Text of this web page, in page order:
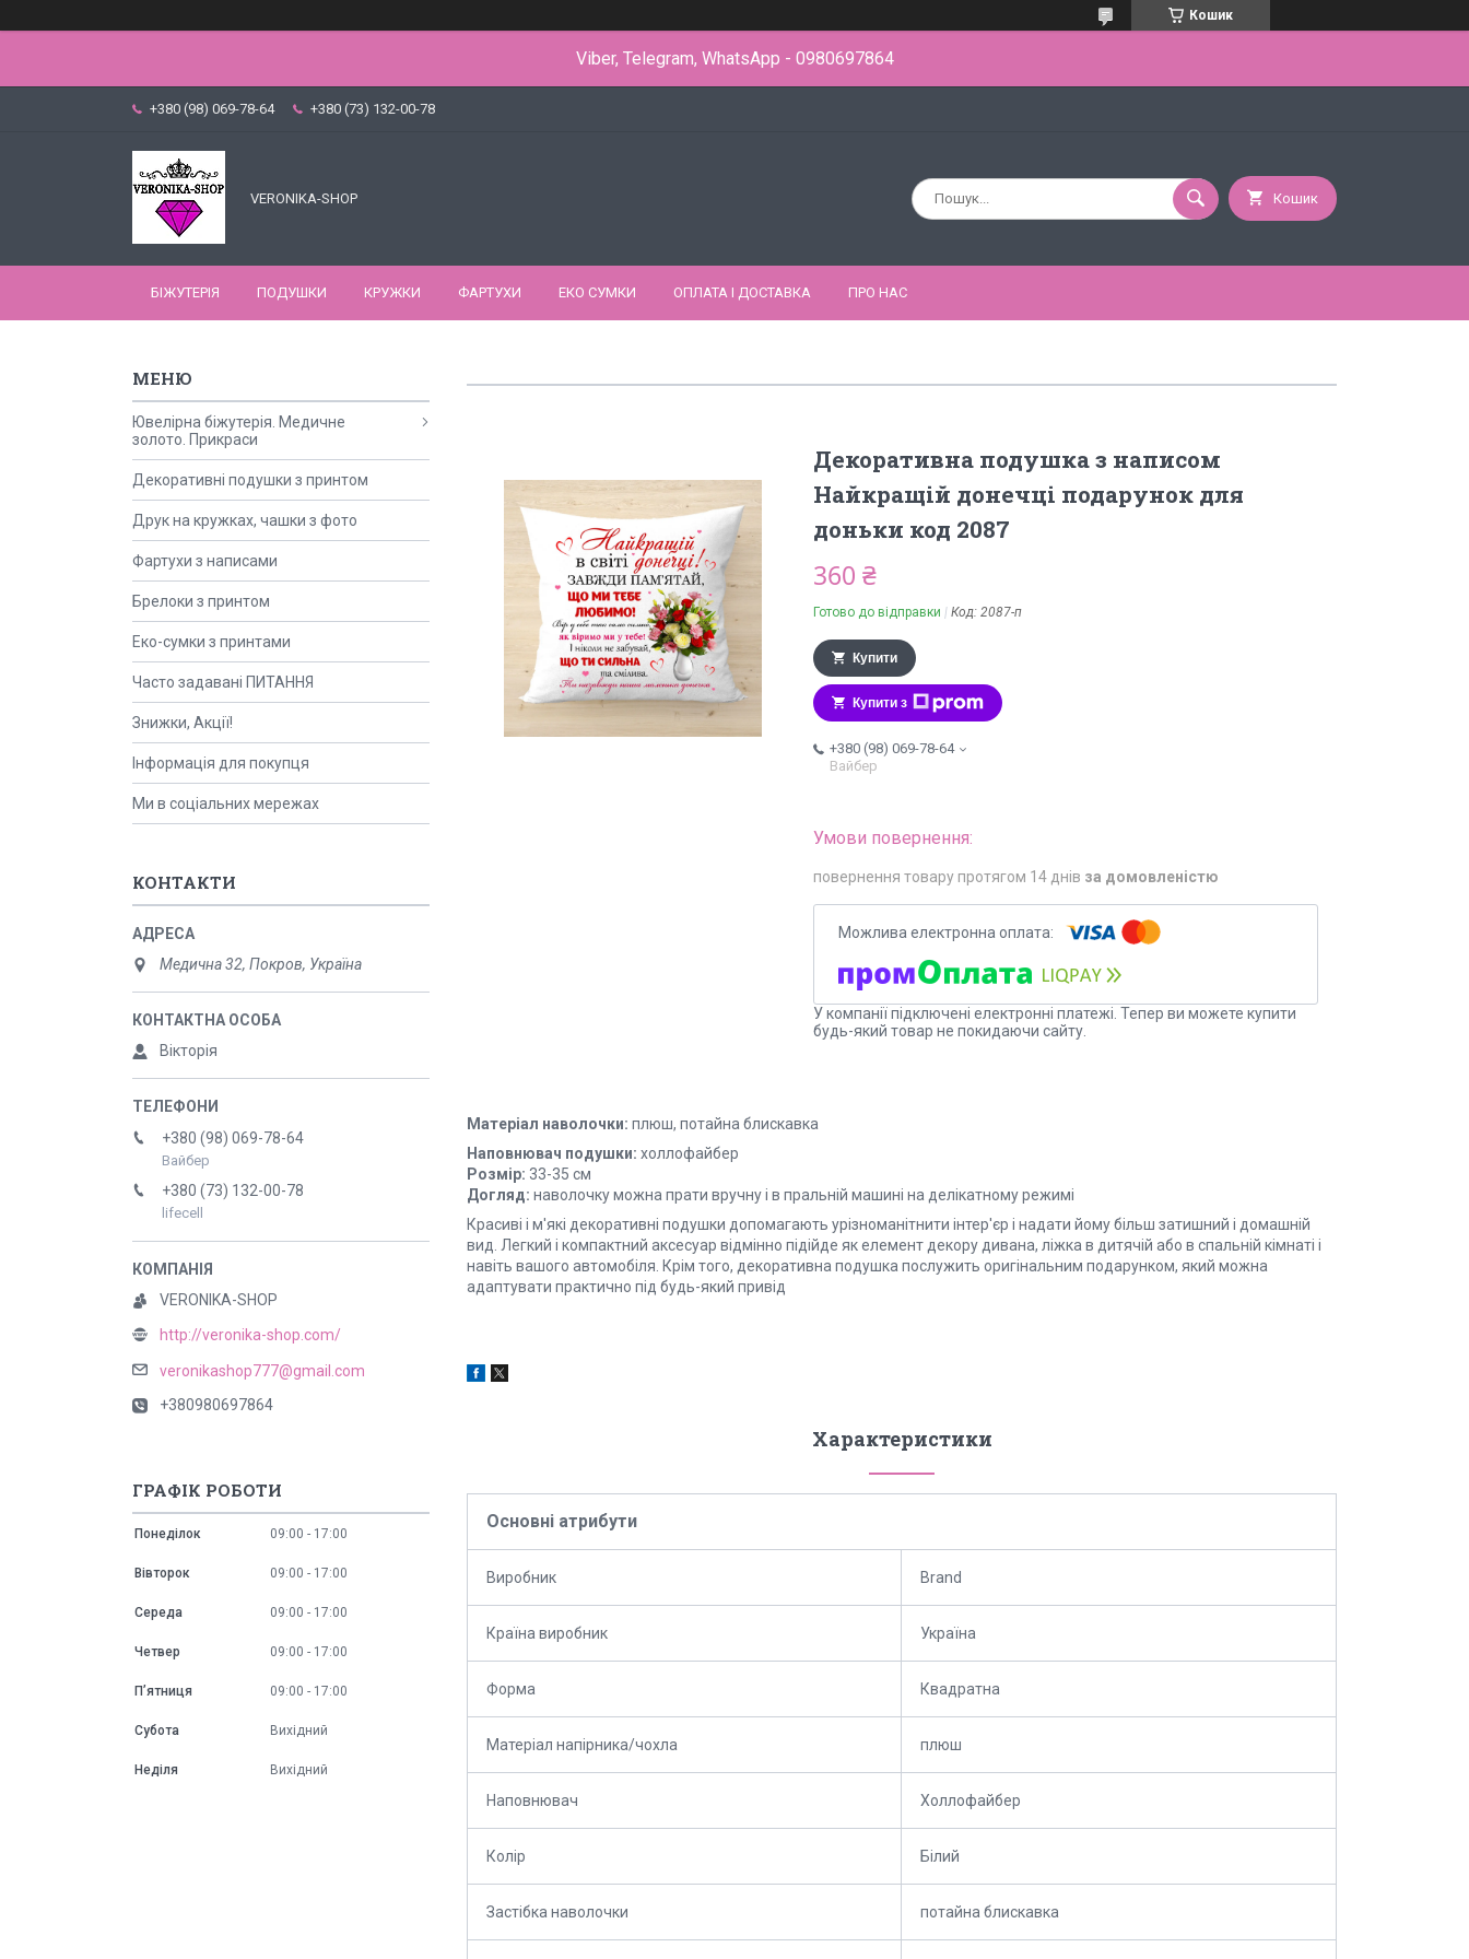
Кошик
Viber, Telegram, WhatsApp - 0980697864
+380 (98) 069-78-64 +380 (73) 132-00-78
VERONIKA-SHOP Кошик
БІЖУТЕРІЯ ПОДУШКИ КРУЖКИ ФАРТУХИ ЕКО СУМКИ ОПЛАТА І ДОСТАВКА ПРО НАС
Декоративна подушка з написом
Найкращій донечці подарунок для
доньки код 2087
360 ₴
Готово до відправки Код: 2087-п
Купити
Купити з
+380 (98) 069-78-64
Вайбер
повернення товару протягом 14 днів за домовленістю
У компанії підключені електронні платежі. Тепер ви можете купити
будь-який товар не покидаючи сайту.
Матеріал наволочки: плюш, потайна блискавка
Наповнювач подушки: холлофайбер
Розмір: 33-35 см
Догляд: наволочку можна прати вручну і в пральній машині на делікатному режимі
Красиві і м'які декоративні подушки допомагають урізноманітнити інтер'єр і надати йому більш затишний і домашній
вид. Легкий і компактний аксесуар відмінно підійде як елемент декору дивана, ліжка в дитячій або в спальній кімнаті і
навіть вашого автомобіля. Крім того, декоративна подушка послужить оригінальним подарунком, який можна
адаптувати практично під будь-який привід
Характеристики
Основні атрибути
Виробник Brand
Країна виробник Україна
Форма Квадратна
Матеріал напірника/чохла плюш
Наповнювач Холлофайбер
Колір Білий
Застібка наволочки потайна блискавка
Ювелірна біжутерія. Медичне
золото. Прикраси
Декоративні подушки з принтом
Друк на кружках, чашки з фото
Фартухи з написами
Брелоки з принтом
Еко-сумки з принтами
Часто задавані ПИТАННЯ
Знижки, Акції!
Інформація для покупця
Ми в соціальних мережах
КОНТАКТИ
Медична 32, Покров, Україна
Вікторія
+380 (98) 069-78-64
Вайбер
+380 (73) 132-00-78
lifecell
VERONIKA-SHOP
http://veronika-shop.com/
veronikashop777@gmail.com
+380980697864
ГРАФІК РОБОТИ
Понеділок 09:00 17:00
Вівторок 09:00 17:00
Середа 09:00 17:00
Четвер 09:00 17:00
Пʼятниця 09:00 17:00
Субота Вихідний
Неділя Вихідний